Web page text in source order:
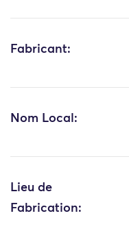
Fabricant:
Nom Local:
Lieu de
Fabrication: